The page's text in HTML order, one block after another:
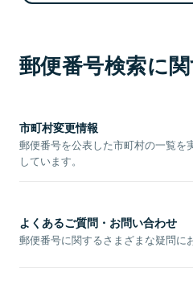
郵便番号検索に
市町村変更情報
郵便番号を公表した市町村の一覧を
しています。
よくあるご質問・お問い合わせ
郵便番号に関するさまざまな疑問に